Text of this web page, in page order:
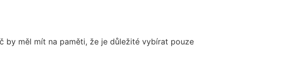
by měl mít na paměti, že je důležité vybírat pouze